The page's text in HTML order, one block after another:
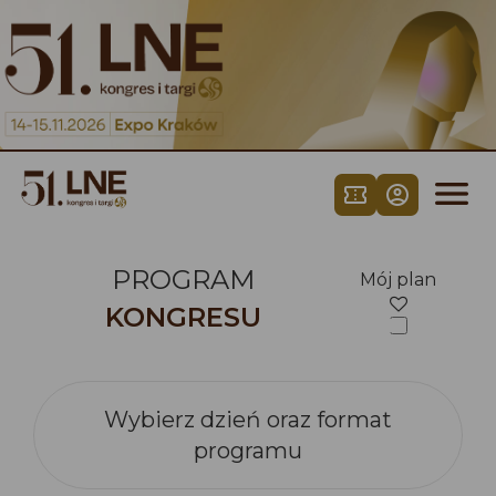
  
PROGRAM
KONGRESU
Mój plan
Wybierz dzień oraz format
programu